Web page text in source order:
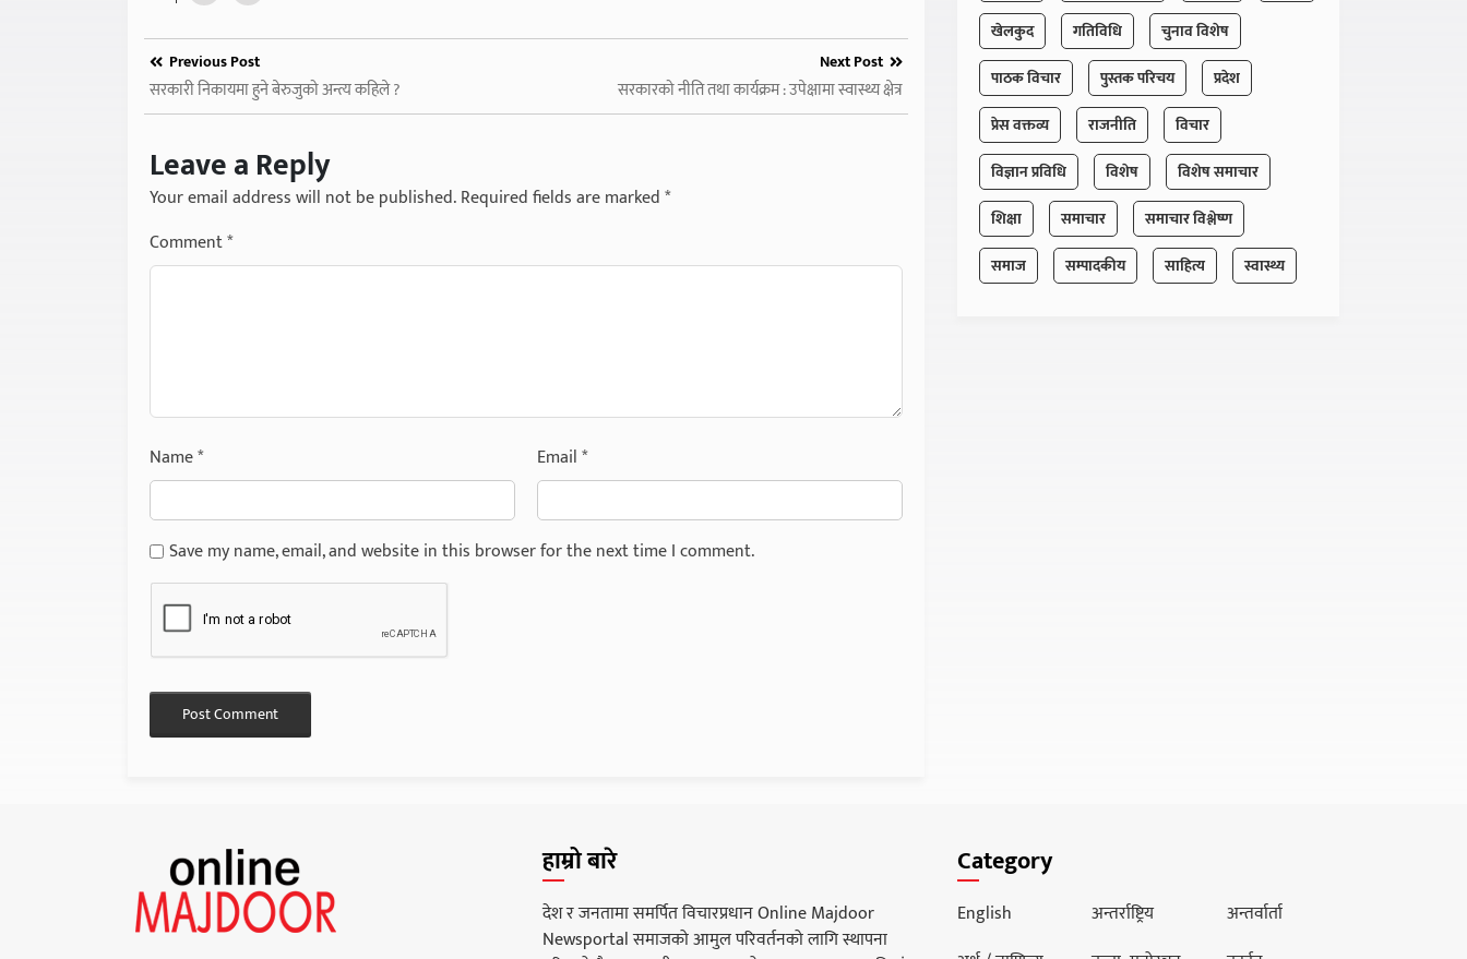
Previous Post
सरकारी निकायमा हुने बेरुजुको अन्त्य कहिले ?
Next Post
सरकारको नीति तथा कार्यक्रम : उपेक्षामा स्वास्थ्य क्षेत्र
Leave a Reply
Your email address will not be published.Required fields are marked*
Comment*
Name* Email*
Save my name, email, and website in this browser for the next time I comment.
खेलकुद
गतिविधि
चुनाव विशेष
पाठक विचार
पुस्तक परिचय
प्रदेश
प्रेस वक्तव्य
राजनीति
विचार
विज्ञान प्रविधि
विशेष
विशेष समाचार
शिक्षा
समाचार
समाचार विश्लेष्ण
समाज
सम्पादकीय साहित्य स्वास्थ्य
हाम्रो बारे
देश र जनतामा समर्पित विचारप्रधान Online Majdoor
Newsportal समाजको आमुल परिवर्तनको लागि स्थापना
Category
English अन्तर्राष्ट्रिय
अन्तर्वार्ता